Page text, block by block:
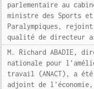
parlementaire au cabinet
ministre des Sports et
Paralympiques,
qualité de directeur
M. Richard ABADIE,
nationale pour
travail (ANACT), a été
adjoint de